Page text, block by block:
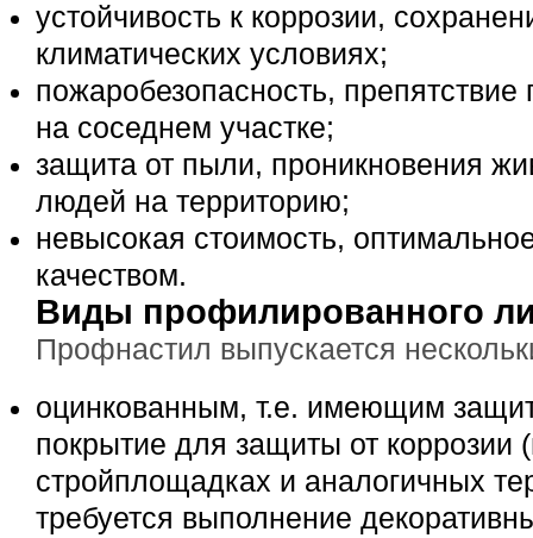
устойчивость к коррозии,
климатических условиях;
пожаробезопасность,
на соседнем участке;
защита от пыли, проникновения
людей на территорию;
невысокая стоимость,
качеством.
Виды профилированного
Профнастил выпускается
оцинкованным, т.е. имеющим
покрытие для защиты от коррозии
стройплощадках и аналогичных
требуется выполнение